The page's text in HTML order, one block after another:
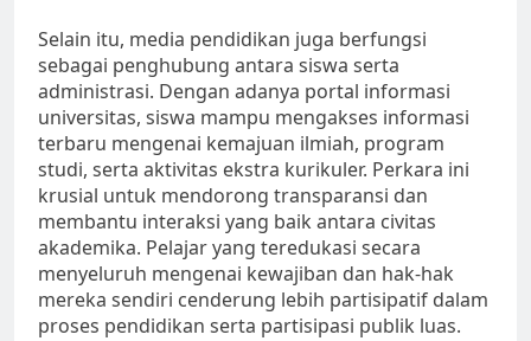
Selain itu, media pendidikan juga berfungsi
sebagai penghubung antara siswa serta
administrasi. Dengan adanya portal informasi
universitas, siswa mampu mengakses informasi
terbaru mengenai kemajuan ilmiah, program
studi, serta aktivitas ekstra kurikuler. Perkara ini
krusial untuk mendorong transparansi dan
membantu interaksi yang baik antara civitas
akademika. Pelajar yang teredukasi secara
menyeluruh mengenai kewajiban dan hak-hak
mereka sendiri cenderung lebih partisipatif dalam
proses pendidikan serta partisipasi publik luas.